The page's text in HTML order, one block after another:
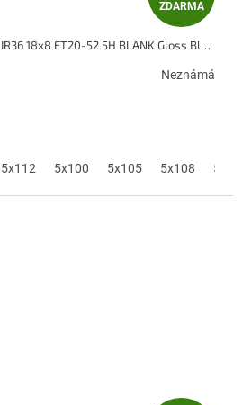
D
A
A
ZDARMA
Alu kola Japan Racing JR36 18x8 ET20-52 5H BLANK Gloss Black
Neznámá
5x112 5x100 5x105 5x108 5x110